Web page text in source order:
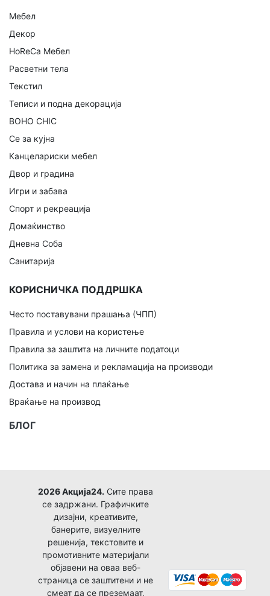
Мебел
Декор
HoReCa Мебел
Расветни тела
Текстил
Теписи и подна декорација
BOHO CHIC
Се за кујна
Канцелариски мебел
Двор и градина
Игри и забава
Спорт и рекреација
Домаќинство
Дневна Соба
Санитарија
КОРИСНИЧКА ПОДДРШКА
Често поставувани прашања (ЧПП)
Правила и услови на користење
Правила за заштита на личните податоци
Политика за замена и рекламација на производи
Достава и начин на плаќање
Враќање на производ
БЛОГ
2026 Акција24. Сите права
се задржани. Графичките
дизајни, креативите,
банерите, визуелните
решенија, текстовите и
промотивните материјали
објавени на оваа веб-
страница се заштитени и не
смеат да се преземаат,